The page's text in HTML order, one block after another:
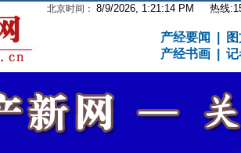
北京时间： 8/9/2026, 1:21:14 PM 热线
产经要闻
产经书画
记